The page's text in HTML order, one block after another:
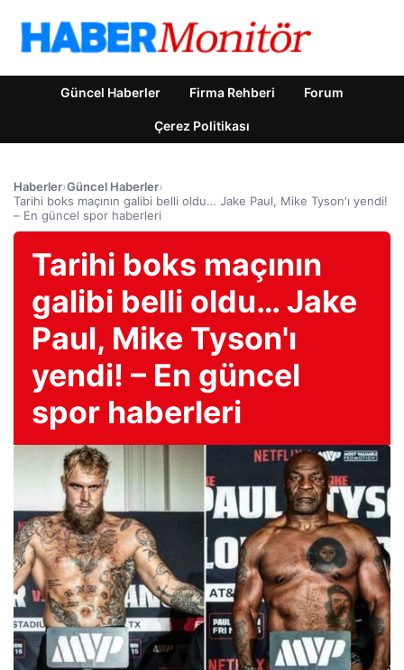
Güncel Haberler Firma Rehberi Forum
Çerez Politikası
Haberler›Güncel Haberler›
Tarihi boks maçının galibi belli oldu… Jake Paul, Mike Tyson'ı yendi!
– En güncel spor haberleri
Tarihi boks maçının
galibi belli oldu… Jake
Paul, Mike Tyson'ı
yendi! – En güncel
spor haberleri